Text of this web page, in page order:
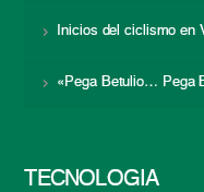
Inicios del ciclismo en
«Pega Betulio… Pega
TECNOLOGÍA